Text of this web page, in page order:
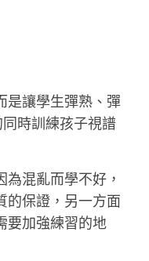
是讓學生彈熟、彈
時訓練孩子視譜
混亂而學不好，
的保證，另一方面
要加強練習的地